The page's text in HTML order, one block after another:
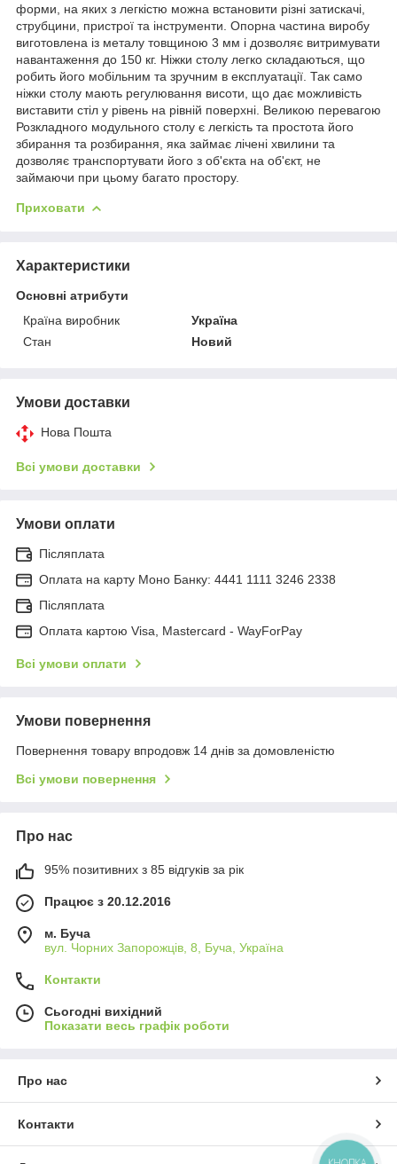
форми, на яких з легкістю можна встановити різні затискачі,
струбцини, пристрої та інструменти. Опорна частина виробу
виготовлена із металу товщиною 3 мм і дозволяє витримувати
навантаження до 150 кг. Ніжки столу легко складаються, що
робить його мобільним та зручним в експлуатації. Так само
ніжки столу мають регулювання висоти, що дає можливість
виставити стіл у рівень на рівній поверхні. Великою перевагою
Розкладного модульного столу є легкість та простота його
збирання та розбирання, яка займає лічені хвилини та
дозволяє транспортувати його з об'єкта на об'єкт, не
займаючи при цьому багато простору.
Приховати
Характеристики
Основні атрибути
Країна виробник
Україна
Стан
Новий
Умови доставки
Нова Пошта
Всі умови доставки
Умови оплати
Післяплата
Оплата на карту Моно Банку: 4441 1111 3246 2338
Післяплата
Оплата картою Visa, Mastercard - WayForPay
Всі умови оплати
Умови повернення
Повернення товару впродовж 14 днів за домовленістю
Всі умови повернення
Про нас
95% позитивних з 85 відгуків за рік
Працює з 20.12.2016
м. Буча
вул. Чорних Запорожців, 8, Буча, Україна
Контакти
Сьогодні вихідний
Показати весь графік роботи
Про нас
Контакти